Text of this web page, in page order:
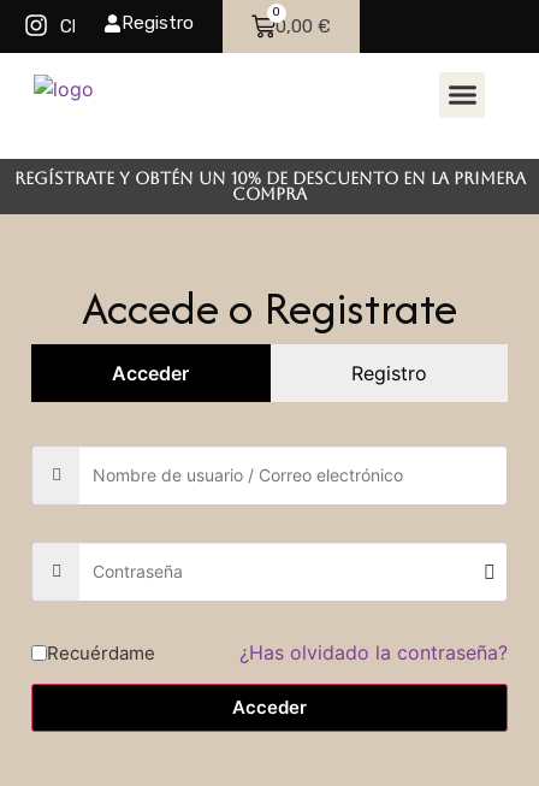
Classiclinepilates
Registro 0,00 €
0
Regístrate y obtén un 10% de descuento en la primera
compra
Accede o Registrate
Acceder Registro
Recuérdame ¿Has olvidado la contraseña?
Acceder